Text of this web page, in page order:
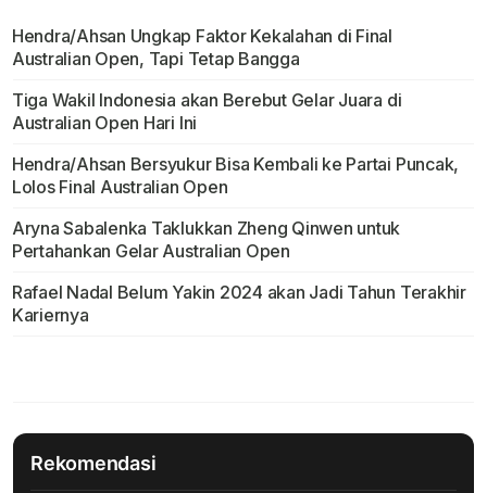
Hendra/Ahsan Ungkap Faktor Kekalahan di Final
Australian Open, Tapi Tetap Bangga
Tiga Wakil Indonesia akan Berebut Gelar Juara di
Australian Open Hari Ini
Hendra/Ahsan Bersyukur Bisa Kembali ke Partai Puncak,
Lolos Final Australian Open
Aryna Sabalenka Taklukkan Zheng Qinwen untuk
Pertahankan Gelar Australian Open
Rafael Nadal Belum Yakin 2024 akan Jadi Tahun Terakhir
Kariernya
Rekomendasi